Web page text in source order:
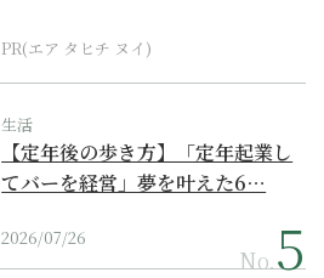
PR(エア タヒチ ヌイ)
生活
【定年後の歩き方】「定年起業し
てバーを経営」夢を叶えた6…
2026/07/26
No.